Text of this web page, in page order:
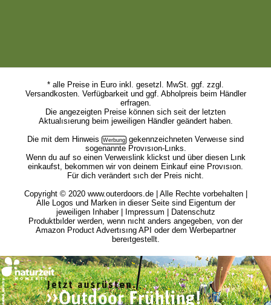
* alle Preise in Euro inkl. gesetzl. MwSt. ggf. zzgl.
Versandkosten. Verfügbarkeit und ggf. Abholpreis beim Händler
erfragen.
Die angezeigten Preise können sich seit der letzten
Aktualısıerung beim jeweiligen Händler geändert haben.
Die mit dem Hinweis
gekennzeichneten Verweıse sind
sogenannte Provısıon-Lınks.
Wenn du auf so einen Verweıslink klickst und über diesen Lınk
einkaufst, bekommen wir von deinem Einkauf eine Provısıon.
Für dich verändert sıch der Preis nicht.
Copyright © 2020 www.outerdoors.de | Alle Rechte vorbehalten |
Alle Logos und Marken in dieser Seite sind Eigentum der
jeweiligen Inhaber |
Impressum
Datenschutz
Produktbılder werden, wenn nıcht anders angegeben, von der
Amazon Product Advertısıng API oder dem Werbepartner
bereıtgestellt.